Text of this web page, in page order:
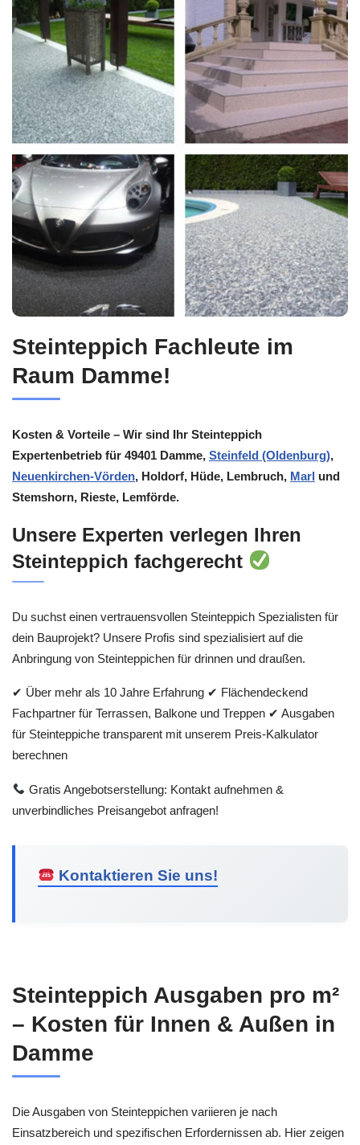
Steinteppich Fachleute im
Raum Damme!
Kosten & Vorteile – Wir sind Ihr Steinteppich
Expertenbetrieb für 49401 Damme, Steinfeld (Oldenburg),
Neuenkirchen-Vörden, Holdorf, Hüde, Lembruch, Marl und
Stemshorn, Rieste, Lemförde.
Unsere Experten verlegen Ihren
Steinteppich fachgerecht
Du suchst einen vertrauensvollen Steinteppich Spezialisten für
dein Bauprojekt? Unsere Profis sind spezialisiert auf die
Anbringung von Steinteppichen für drinnen und draußen.
✔ Über mehr als 10 Jahre Erfahrung ✔ Flächendeckend
Fachpartner für Terrassen, Balkone und Treppen ✔ Ausgaben
für Steinteppiche transparent mit unserem Preis-Kalkulator
berechnen
Gratis Angebotserstellung: Kontakt aufnehmen &
unverbindliches Preisangebot anfragen!
Kontaktieren Sie uns!
Steinteppich Ausgaben pro m²
– Kosten für Innen & Außen in
Damme
Die Ausgaben von Steinteppichen variieren je nach
Einsatzbereich und spezifischen Erfordernissen ab. Hier zeigen